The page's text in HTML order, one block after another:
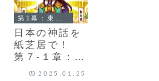
日本の神話を
紙芝居で！
第７-１章：神
武天皇の東征
2025.01.25